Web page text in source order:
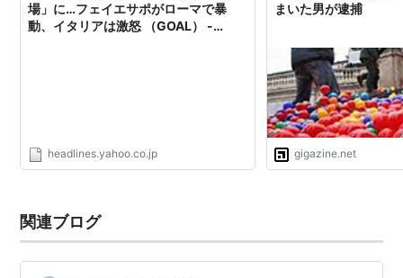
場」に…フェイエサポがローマで暴
動、イタリアは激怒 （GOAL） -
headlines.yahoo.co.jp
まいた男が逮捕
gigazine.net
関連ブログ